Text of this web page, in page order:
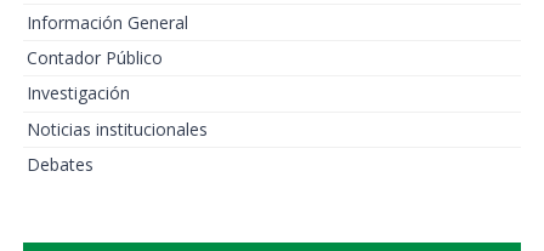
Información General
Contador Público
Investigación
Noticias institucionales
Debates